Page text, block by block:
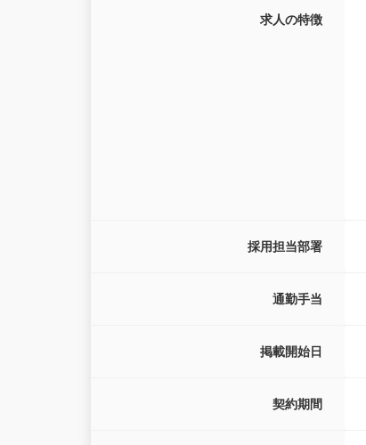
求人の特徴
採用担当部署
通勤手当
掲載開始日
契約期間